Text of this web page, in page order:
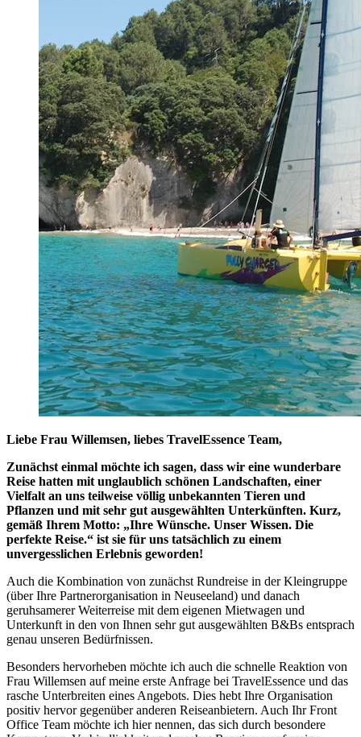
Liebe Frau Willemsen, liebes TravelEssence Team,
Zunächst einmal möchte ich sagen, dass wir eine wunderbare
Reise hatten mit unglaublich schönen Landschaften, einer
Vielfalt an uns teilweise völlig unbekannten Tieren und
Pflanzen und mit sehr gut ausgewählten Unterkünften. Kurz,
gemäß Ihrem Motto: „Ihre Wünsche. Unser Wissen. Die
perfekte Reise.“ ist sie für uns tatsächlich zu einem
unvergesslichen Erlebnis geworden!
Auch die Kombination von zunächst Rundreise in der Kleingruppe
(über Ihre Partnerorganisation in Neuseeland) und danach
geruhsamerer Weiterreise mit dem eigenen Mietwagen und
Unterkunft in den von Ihnen sehr gut ausgewählten B&Bs entsprach
genau unseren Bedürfnissen.
Besonders hervorheben möchte ich auch die schnelle Reaktion von
Frau Willemsen auf meine erste Anfrage bei TravelEssence und das
rasche Unterbreiten eines Angebots. Dies hebt Ihre Organisation
positiv hervor gegenüber anderen Reiseanbietern. Auch Ihr Front
Office Team möchte ich hier nennen, das sich durch besondere